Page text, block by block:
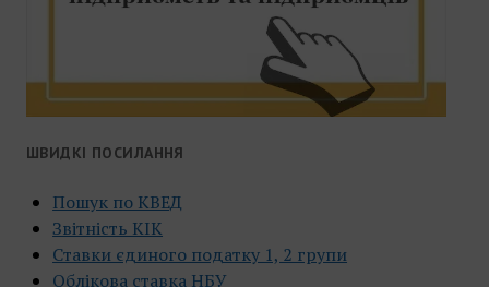
ШВИДКІ ПОСИЛАННЯ
Пошук по КВЕД
Звітність КІК
Ставки єдиного податку 1, 2 групи
Облікова ставка НБУ